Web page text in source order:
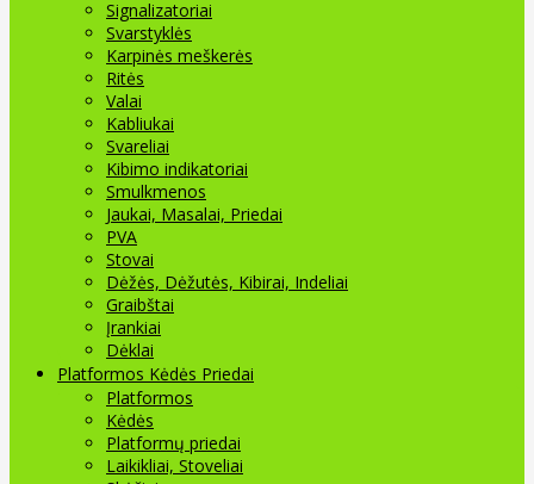
Signalizatoriai
Svarstyklės
Karpinės meškerės
Ritės
Valai
Kabliukai
Svareliai
Kibimo indikatoriai
Smulkmenos
Jaukai, Masalai, Priedai
PVA
Stovai
Dėžės, Dėžutės, Kibirai, Indeliai
Graibštai
Įrankiai
Dėklai
Platformos Kėdės Priedai
Platformos
Kėdės
Platformų priedai
Laikikliai, Stoveliai